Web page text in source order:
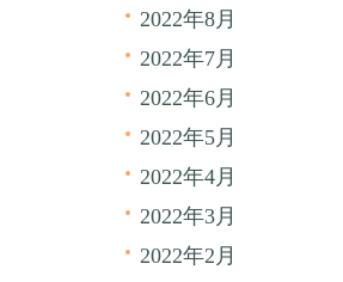
2022年8月
2022年7月
2022年6月
2022年5月
2022年4月
2022年3月
2022年2月